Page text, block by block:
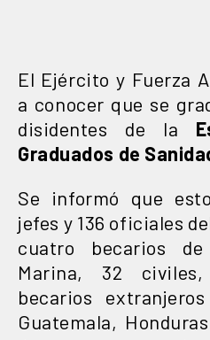
El Ejército y Fuerza
a conocer que se
disidentes de la
Graduados de
Se informó que
jefes y 136 oficiales
cuatro becarios
Marina, 32
becarios
Guatemala,